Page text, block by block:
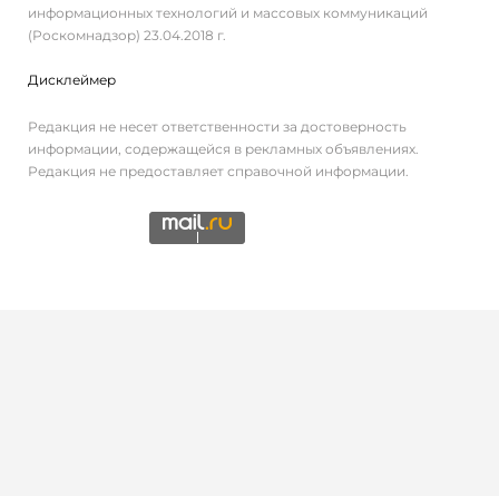
информационных технологий и массовых коммуникаций
(Роскомнадзор) 23.04.2018 г.
Дисклеймер
Редакция не несет ответственности за достоверность
информации, содержащейся в рекламных объявлениях.
Редакция не предоставляет справочной информации.